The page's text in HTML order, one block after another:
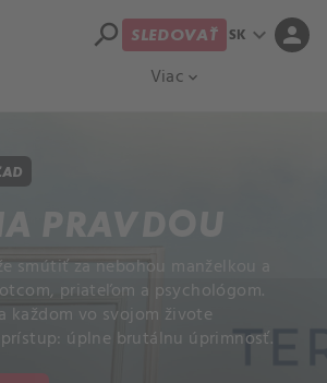
Viac expand_more
search SLEDOVAŤ SK expand_more person
PRAVDOU
smútiť za nebohou manželkou a
priateľom a psychológom.
každom vo svojom živote
úplne brutálnu úprimnosť.